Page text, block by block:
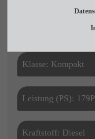
Preis pro
Klasse: Kompakt
Leistung (PS):
Kraftstoff: Diesel